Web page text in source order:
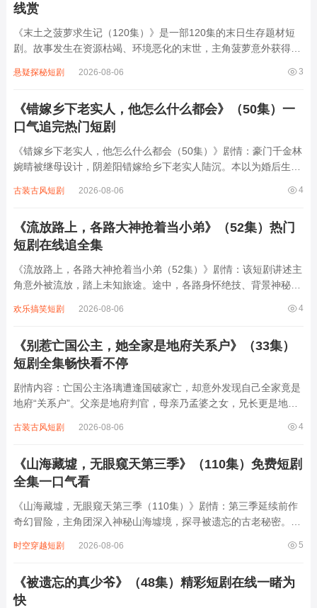
线赏
《末土之菠萝求生记（120集）》是一部120集的末日生存题材短
剧。故事发生在资源枯竭、环境恶化的末世，主角菠萝意外获得神
作物、寻找水源，与变异生物和贪婪掠夺者展开激烈对抗。过程
3
悬疑探秘短剧 2026-08-06
《错嫁乡下老实人，他怎么什么都会》（50集）一
口气追完热门短剧
《错嫁乡下老实人，他怎么什么都会（50集）》剧情：豪门千金林
婉晴被继母设计，阴差阳错嫁给乡下老实人陆沉。本以为婚后生活
轻松解决各种棘手难题。在相处中，林婉晴逐渐发现陆沉的闪光
4
古装古风短剧 2026-08-06
《流放路上，各路大神抢着当小弟》（52集）热门
短剧在线追全集
《流放路上，各路大神抢着当小弟（52集）》剧情：该短剧讲述主
角意外被流放，踏上未知旅途。途中，各路身怀绝技、背景神秘的
角身上藏着惊天秘密与巨大潜力，这些大神或是想借势崛起，或是
4
欢乐搞笑短剧 2026-08-06
《别惹亡国公主，她全家是地府关系户》（33集）
短剧全集畅快看不停
剧情内容：亡国公主洛璃遭逢国破家亡，却意外发现自己全家竟是
地府“关系户”。父亲是地府判官，母亲乃孟婆之女，兄长更是地府
权谋，一面手撕仇敌，将曾经欺辱她的人一一清算。从柔弱公主化
4
古装古风短剧 2026-08-06
《山海藏墟，无眼窥天第三季》（110集）免费短剧
全集一口气看
《山海藏墟，无眼窥天第三季（110集）》剧情：第三季延续前作
奇幻冒险，主角团深入神秘山海墟境，探寻被遗忘的古老秘密。这
追杀，一边破解墟中机关谜题，揭开“无眼窥天”背后关于上古神魔
5
时空穿越短剧 2026-08-06
《被遗忘的真少爷》（48集）精彩短剧在线一睹为
快